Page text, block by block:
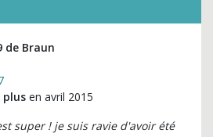
de Braun
plus en avril 2015
super ! je suis ravie d'avoir été